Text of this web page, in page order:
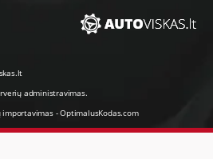
administravimas.
importavimas-OptimalusKodas.com